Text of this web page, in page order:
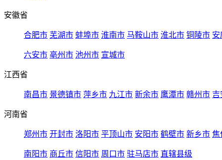
安徽省
合肥市 芜湖市 蚌埠市 淮南市 马鞍山市 淮北市 铜陵市 安
六安市 亳州市 池州市 宣城市
江西省
南昌市 景德镇市 萍乡市 九江市 新余市 鹰潭市 赣州市 吉
河南省
郑州市 开封市 洛阳市 平顶山市 安阳市 鹤壁市 新乡市 焦
南阳市 商丘市 信阳市 周口市 驻马店市 直辖县级